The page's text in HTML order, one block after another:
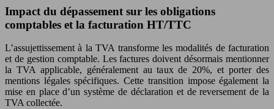
Impact du dépassement sur les obligations
comptables et la facturation HT/TTC
L’assujettissement à la TVA transforme les modalités de facturation
et de gestion comptable. Les factures doivent désormais mentionner
la TVA applicable, généralement au taux de 20%, et porter des
mentions légales spécifiques. Cette transition impose également la
mise en place d’un système de déclaration et de reversement de la
TVA collectée.